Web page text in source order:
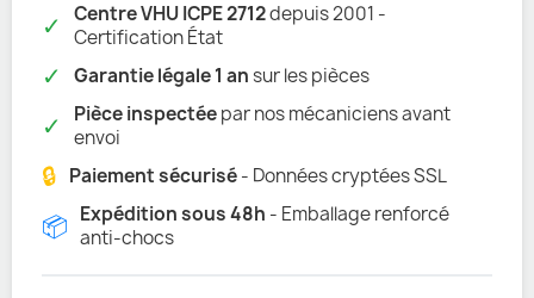
✓ Centre VHU ICPE 2712depuis 2001 -
Certification État
✓ Garantie légale 1 ansur les pièces
✓ Pièce inspectéepar nos mécaniciens avant
envoi
🔒 Paiement sécurisé- Données cryptées SSL
📦 Expédition sous 48h - Emballage renforcé
anti-chocs